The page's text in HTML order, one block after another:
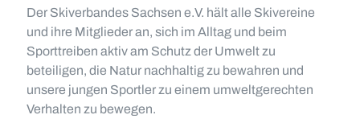
Der Skiverbandes Sachsen e.V. hält alle Skivereine
und ihre Mitglieder an, sich im Alltag und beim
Sporttreiben aktiv am Schutz der Umwelt zu
beteiligen, die Natur nachhaltig zu bewahren und
unsere jungen Sportler zu einem umweltgerechten
Verhalten zu bewegen.